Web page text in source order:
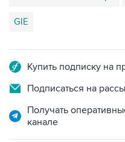
GIE
Купить подписку на
Подписаться на
Получать
канале